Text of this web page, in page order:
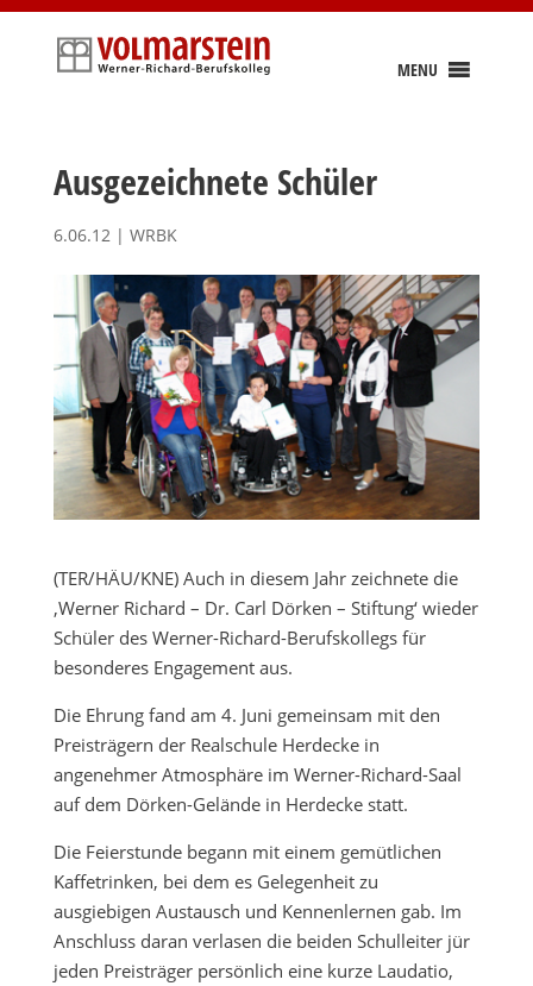
Skip
content
MENU
Ausgezeichnete Schüler
6.06.12| WRBK
(TER/HÄU/KNE) Auch in diesem Jahr zeichnete die
‚Werner Richard – Dr. Carl Dörken – Stiftung‘ wieder
Schüler des Werner-Richard-Berufskollegs für
besonderes Engagement aus.
Die Ehrung fand am 4. Juni gemeinsam mit den
Preisträgern der Realschule Herdecke in
angenehmer Atmosphäre im Werner-Richard-Saal
auf dem Dörken-Gelände in Herdecke statt.
Die Feierstunde begann mit einem gemütlichen
Kaffetrinken, bei dem es Gelegenheit zu
ausgiebigen Austausch und Kennenlernen gab. Im
Anschluss daran verlasen die beiden Schulleiter jür
jeden Preisträger persönlich eine kurze Laudatio,